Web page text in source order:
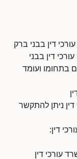
דין בבני ברק
דין בבני
בתחומו ועומד
ניתן להתקשר
דין:
עורכי דין